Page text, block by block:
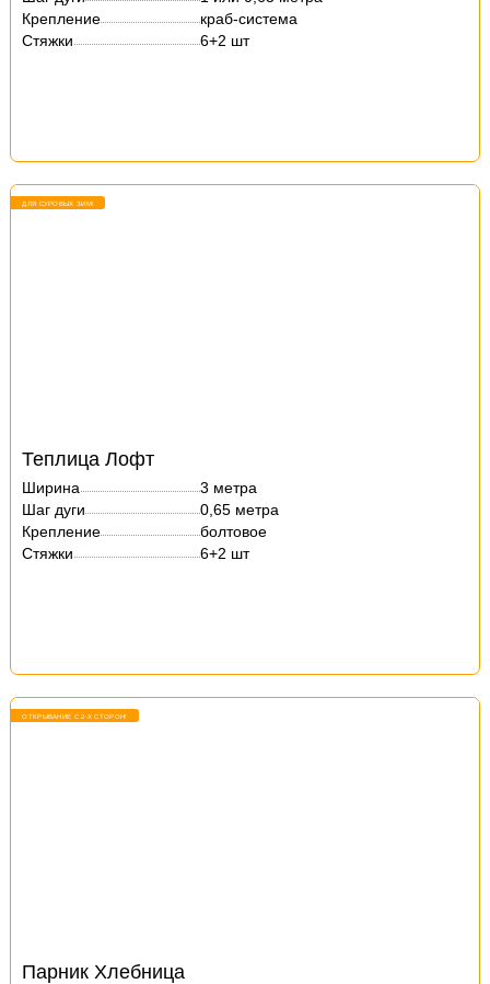
Крепление
краб-система
Стяжки
6+2 шт
ДЛЯ СУРОВЫХ ЗИМ!
Теплица Лофт
Ширина
3 метра
Шаг дуги
0,65 метра
Крепление
болтовое
Стяжки
6+2 шт
ОТКРЫВАНИЕ С 2-Х СТОРОН!
Парник Хлебница